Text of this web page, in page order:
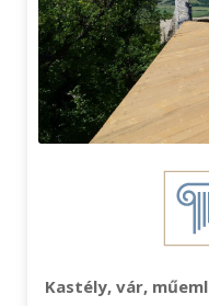
Kastély, vár,